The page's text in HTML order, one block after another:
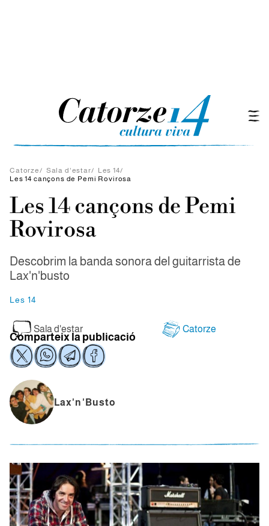
Catorze/ Sala d'estar/ Les 14/
Les 14 cançons de Pemi Rovirosa
Les 14 cançons de Pemi
Rovirosa
Descobrim la banda sonora del guitarrista de
Lax'n'busto
Les 14
Sala d'estar Catorze
Comparteix la publicació
Lax'n'Busto